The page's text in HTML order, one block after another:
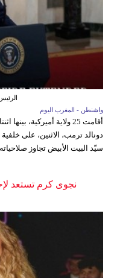
واشنطن - المغرب اليوم
أقامت 25 ولاية أميركية،
سيّد البيت الأبيض تجاوز
نجوى كرم تستعد